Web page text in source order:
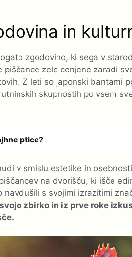
in
zgodovino, ki sega v
zelo cenjene zaradi
Z leti so japonski bantami
skupnostih po vsem
ptice?
v smislu estetike in
na dvorišču, ki išče
s svojimi izrazitimi
zbirko in iz prve roke